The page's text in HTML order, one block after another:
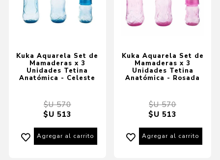
Kuka Aquarela Set de
Mamaderas x 3
Unidades Tetina
Anatómica - Celeste
$U 570
$U 513
Agregar al carrito
Kuka Aquarela Set de
Mamaderas x 3
Unidades Tetina
Anatómica - Rosada
$U 570
$U 513
Agregar al carrito